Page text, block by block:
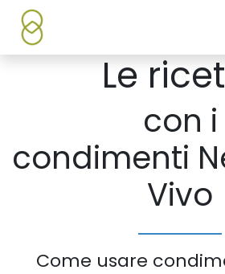
Passa al contenuto
Le
con i
condimenti
Vivo
Come usare